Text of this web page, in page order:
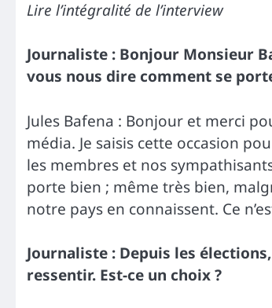
Lire l’intégralité de l’interview
Journaliste : Bonjour Monsieur
vous nous dire comment se
Jules Bafena : Bonjour et merci
média. Je saisis cette occasion
les membres et nos
porte bien ; même très bien,
notre pays en connaissent. Ce
Journaliste : Depuis les
ressentir. Est-ce un choix ?